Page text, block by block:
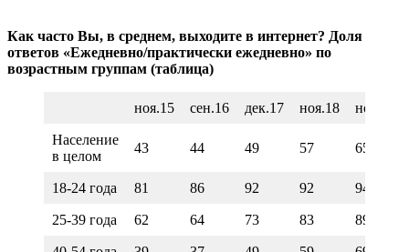
Как часто Вы, в среднем, выходите в интернет? Доля
ответов «Ежедневно/практически ежедневно» по
возрастным группам (таблица)
ноя.15 сен.16 дек.17 ноя.18 ноя.19
Население
в целом
43 44 49 57 65
18-24 года 81 86 92 92 94
25-39 года 62 64 73 83 89